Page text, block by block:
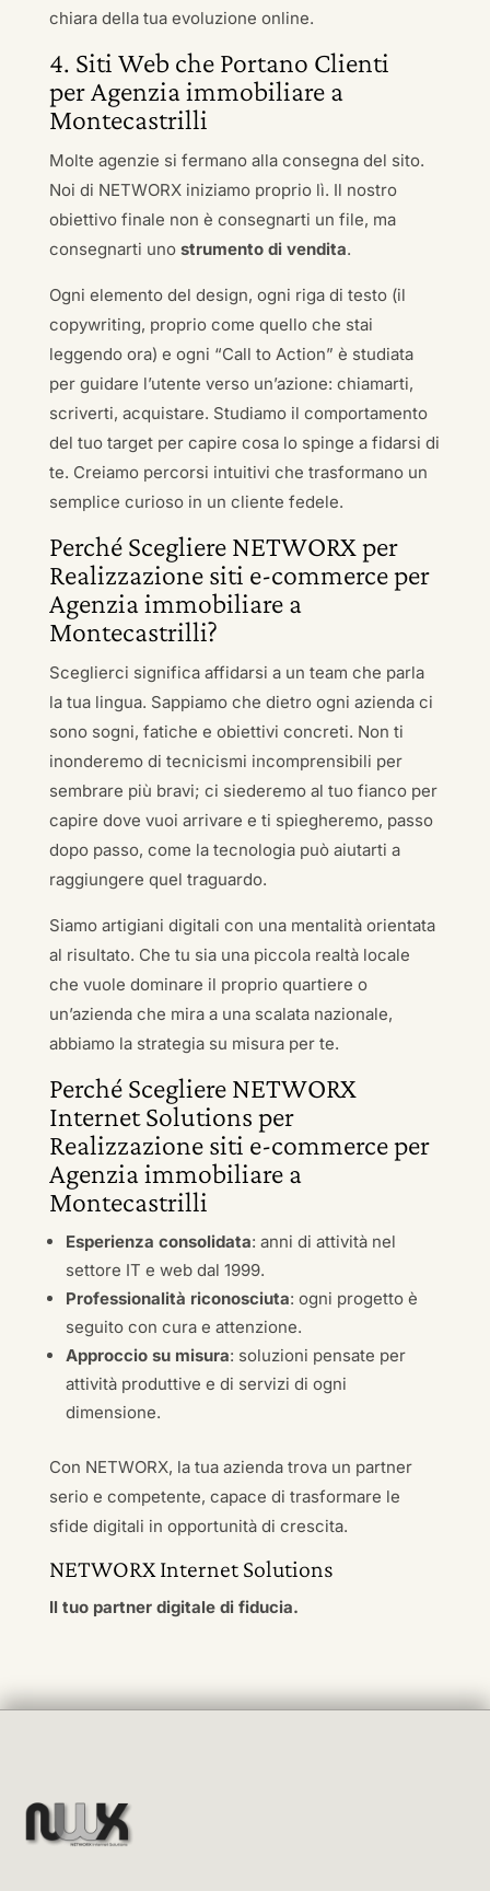
chiara della tua evoluzione online.
4. Siti Web che Portano Clienti
per Agenzia immobiliare a
Montecastrilli
Molte agenzie si fermano alla consegna del sito.
Noi di NETWORX iniziamo proprio lì. Il nostro
obiettivo finale non è consegnarti un file, ma
consegnarti uno strumento di vendita.
Ogni elemento del design, ogni riga di testo (il
copywriting, proprio come quello che stai
leggendo ora) e ogni “Call to Action” è studiata
per guidare l’utente verso un’azione: chiamarti,
scriverti, acquistare. Studiamo il comportamento
del tuo target per capire cosa lo spinge a fidarsi di
te. Creiamo percorsi intuitivi che trasformano un
semplice curioso in un cliente fedele.
Perché Scegliere NETWORX per
Realizzazione siti e-commerce per
Agenzia immobiliare a
Montecastrilli?
Sceglierci significa affidarsi a un team che parla
la tua lingua. Sappiamo che dietro ogni azienda ci
sono sogni, fatiche e obiettivi concreti. Non ti
inonderemo di tecnicismi incomprensibili per
sembrare più bravi; ci siederemo al tuo fianco per
capire dove vuoi arrivare e ti spiegheremo, passo
dopo passo, come la tecnologia può aiutarti a
raggiungere quel traguardo.
Siamo artigiani digitali con una mentalità orientata
al risultato. Che tu sia una piccola realtà locale
che vuole dominare il proprio quartiere o
un’azienda che mira a una scalata nazionale,
abbiamo la strategia su misura per te.
Perché Scegliere NETWORX
Internet Solutions per
Realizzazione siti e-commerce per
Agenzia immobiliare a
Montecastrilli
Esperienza consolidata: anni di attività nel
settore IT e web dal 1999.
Professionalità riconosciuta: ogni progetto è
seguito con cura e attenzione.
Approccio su misura: soluzioni pensate per
attività produttive e di servizi di ogni
dimensione.
Con NETWORX, la tua azienda trova un partner
serio e competente, capace di trasformare le
sfide digitali in opportunità di crescita.
NETWORX Internet Solutions
Il tuo partner digitale di fiducia.